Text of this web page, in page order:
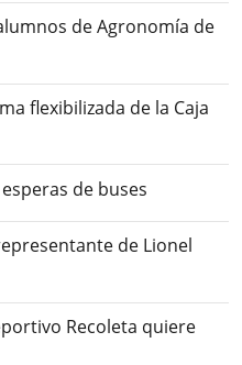
de Agronomía de
flexibilizada de la Caja
de buses
de Lionel
Recoleta quiere